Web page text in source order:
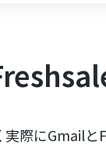
際にGmailと